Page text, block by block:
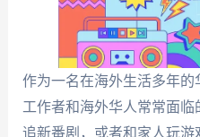
作为一名在海外生活多年的
工作者和海外华人常常面临
追新番剧，或者和家人玩游